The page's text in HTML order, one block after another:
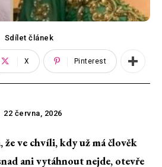
Sdílet článek
X Pinterest
22 června, 2026
že ve chvíli, kdy už má člověk
ani vytáhnout nejde, otevře